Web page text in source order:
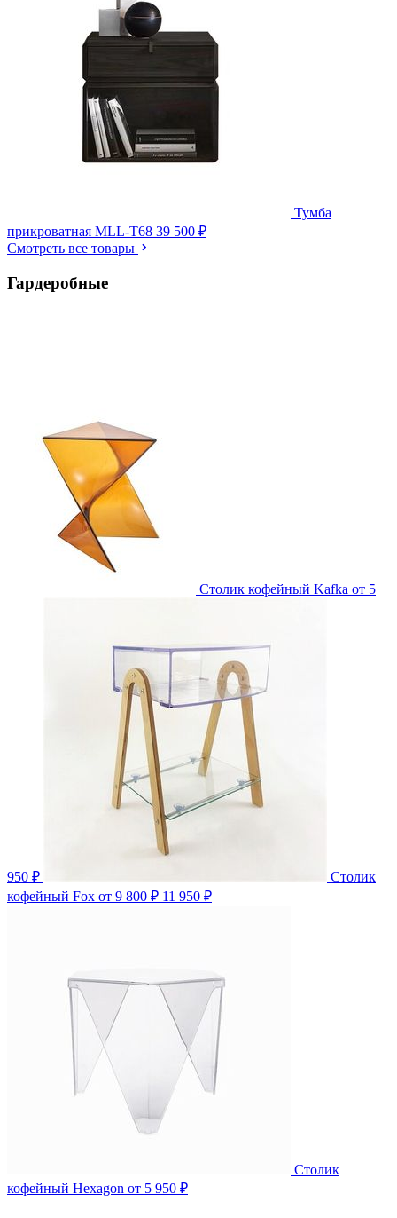
Тумба
прикроватная MLL-T68 39 500 ₽
Смотреть все товары
Гардеробные
Столик кофейный Kafka от 5
950 ₽
Столик
кофейный Fox от 9 800 ₽ 11 950 ₽
Столик
кофейный Hexagon от 5 950 ₽